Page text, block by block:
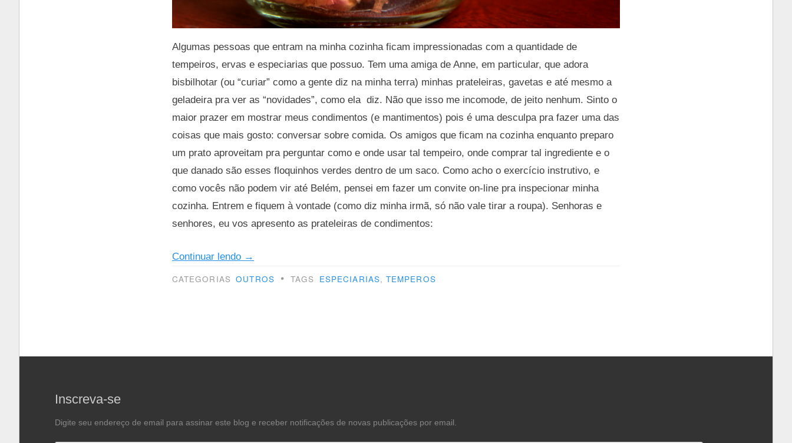
Algumas pessoas que entram na minha cozinha ficam impressionadas com a quantidade de
tempeiros, ervas e especiarias que possuo. Tem uma amiga de Anne, em particular, que adora
bisbilhotar (ou “curiar” como a gente diz na minha terra) minhas prateleiras, gavetas e até mesmo a
geladeira pra ver as “novidades”, como ela diz. Não que isso me incomode, de jeito nenhum. Sinto o
maior prazer em mostrar meus condimentos (e mantimentos) pois é uma desculpa pra fazer uma das
coisas que mais gosto: conversar sobre comida. Os amigos que ficam na cozinha enquanto preparo
um prato aproveitam pra perguntar como e onde usar tal tempeiro, onde comprar tal ingrediente e o
que danado são esses floquinhos verdes dentro de um saco. Como acho o exercício instrutivo, e
como vocês não podem vir até Belém, pensei em fazer um convite on-line pra inspecionar minha
cozinha. Entrem e fiquem à vontade (como diz minha irmã, só não vale tirar a roupa). Senhoras e
senhores, eu vos apresento as prateleiras de condimentos:
Continuar lendo “Tour
pela…
→
CATEGORIAS OUTROS • TAGS ESPECIARIAS,TEMPEROS
Inscreva-se
Digite seu endereço de email para assinar este blog e receber notificações de novas publicações por email.